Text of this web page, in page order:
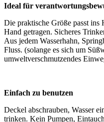
Ideal für
Die praktische Größe passt
Hand getragen. Sicheres
Aus jedem Wasserhahn,
Fluss. (solange es sich um
umweltverschmutzendes
Einfach zu benutzen
Deckel abschrauben, Wasser
trinken. Kein Pumpen,